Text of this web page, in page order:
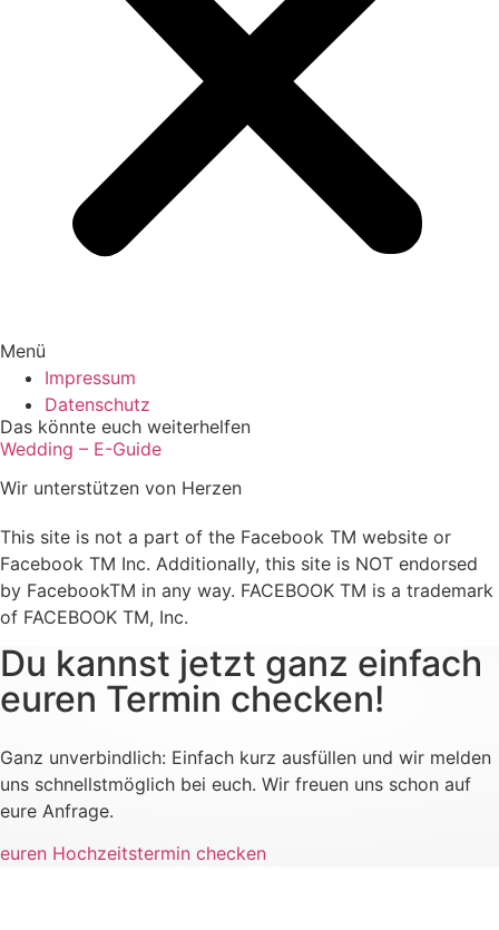
Menü
Impressum
Datenschutz
Das könnte euch weiterhelfen
Wedding – E-Guide
Wir unterstützen von Herzen
This site is not a part of the Facebook TM website or
Facebook TM Inc. Additionally, this site is NOT endorsed
by FacebookTM in any way. FACEBOOK TM is a trademark
of FACEBOOK TM, Inc.
Du kannst jetzt ganz einfach
euren Termin checken!
Ganz unverbindlich: Einfach kurz ausfüllen und wir melden
uns schnellstmöglich bei euch. Wir freuen uns schon auf
eure Anfrage.
euren Hochzeitstermin checken